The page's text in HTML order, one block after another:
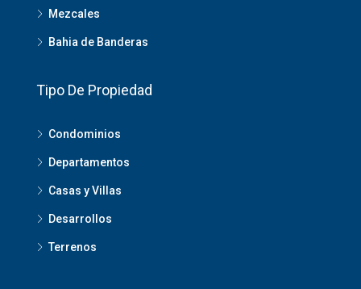
Mezcales
Bahia de Banderas
Tipo De Propiedad
Condominios
Departamentos
Casas y Villas
Desarrollos
Terrenos